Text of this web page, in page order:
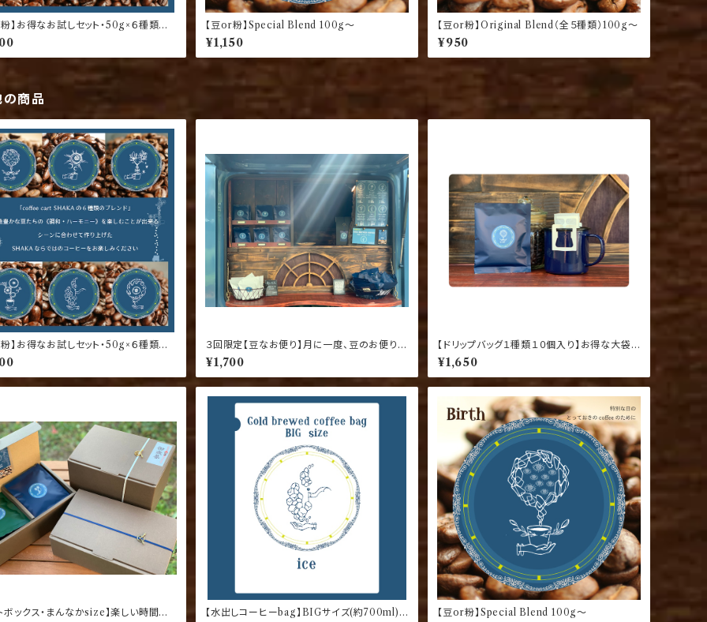
】お得なお試しセット・50g×６種類の
達
【豆or粉】Special Blend 100g〜
¥1,150
【豆or粉】Original Blend（全５種類）100g〜
¥950
の商品
】お得なお試しセット・50g×６種類の
達
３回限定【豆なお便り】月に一度、豆のお便りを
お届け！
¥1,700
【ドリップバッグ１種類１０個入り】お得な大袋
★おうち時間の友達★
¥1,650
ボックス・まんなかsize】楽しい時間を
【水出しコーヒーbag】BIGサイズ(約700ml)
【豆or粉】Special Blend 100g〜